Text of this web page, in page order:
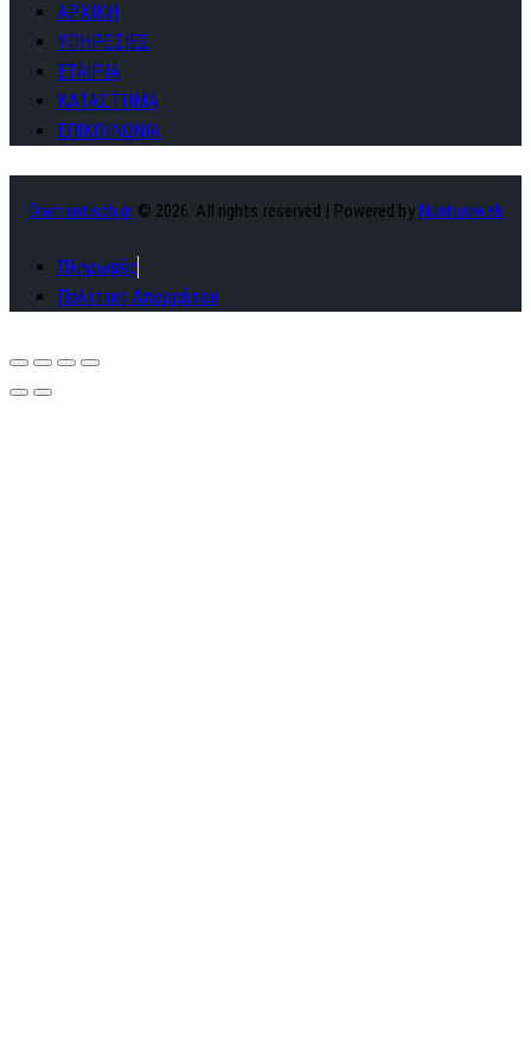
ΑΡΧΙΚΗ
ΥΠΗΡΕΣΙΕΣ
ΕΤΑΙΡΙΑ
ΚΑΤΑΣΤΗΜΑ
ΕΠΙΚΟΙΝΩΝΙΑ
Diamantisch.gr © 2026. All rights reserved | Powered by Nuntiusweb
Πληρωμές
Πολιτική Απορρήτου